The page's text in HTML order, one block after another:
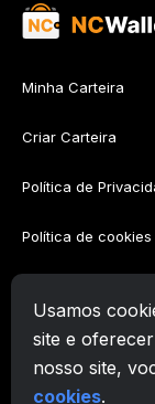
Usamos
site e
nosso site,
cookies.
Minha Carteira
Criar Carteira
Política de
Política de cookies
Termos de